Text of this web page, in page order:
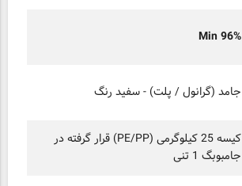
Min 96%
جامد (گرانول / پلت) - سفید رنگ
کیسه 25 کیلوگرمی (PE/PP) قرار گرفته در
جامبوبگ 1 تنی